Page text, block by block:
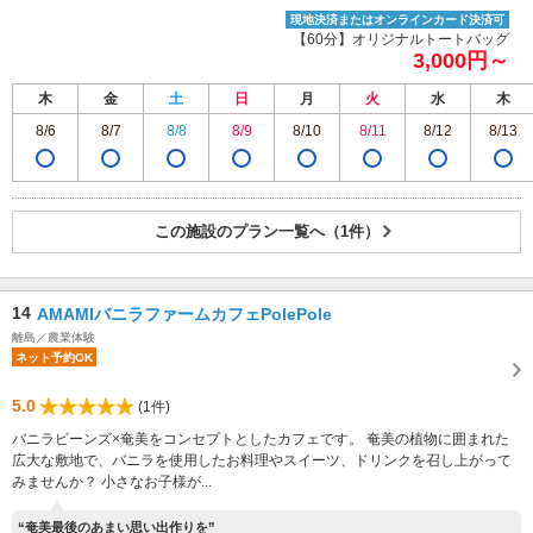
現地決済またはオンラインカード決済可
【60分】オリジナルトートバッグ
3,000円～
木 金 土 日 月 火 水
木
8/6
8/7 8/8 8/9 8/10 8/11 8/12 8/13
この施設のプラン一覧へ（1件）
14 AMAMIバニラファームカフェPolePole
離島／農業体験
ネット予約OK
5.0
(1件)
バニラビーンズ×奄美をコンセプトとしたカフェです。 奄美の植物に囲まれた
広大な敷地で、バニラを使用したお料理やスイーツ、ドリンクを召し上がって
みませんか？ 小さなお子様が...
“奄美最後のあまい思い出作りを”